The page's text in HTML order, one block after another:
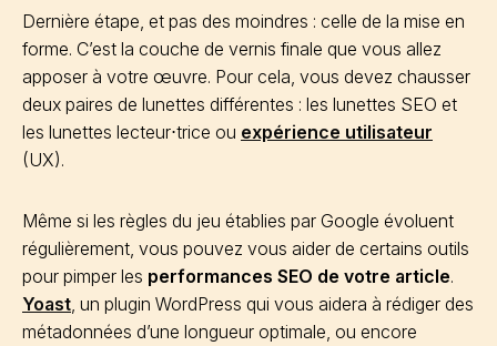
Dernière étape, et pas des moindres : celle de la mise en
forme. C’est la couche de vernis finale que vous allez
apposer à votre œuvre. Pour cela, vous devez chausser
deux paires de lunettes différentes : les lunettes SEO et
les lunettes lecteur⋅trice ou expérience utilisateur
(UX).
Même si les règles du jeu établies par Google évoluent
régulièrement, vous pouvez vous aider de certains outils
pour pimper les performances SEO de votre article.
Yoast , un plugin WordPress qui vous aidera à rédiger des
métadonnées d’une longueur optimale, ou encore